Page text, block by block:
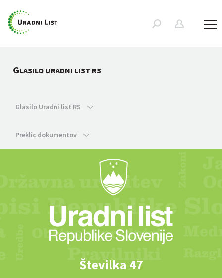
GLASILO URADNI LIST RS
Glasilo Uradni list RS
Preklic dokumentov
Številka 47